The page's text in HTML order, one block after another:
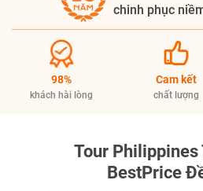
chinh phục
98%
khách hài lòng
Cam kết
chất lượng
Tour Philippines
BestPrice